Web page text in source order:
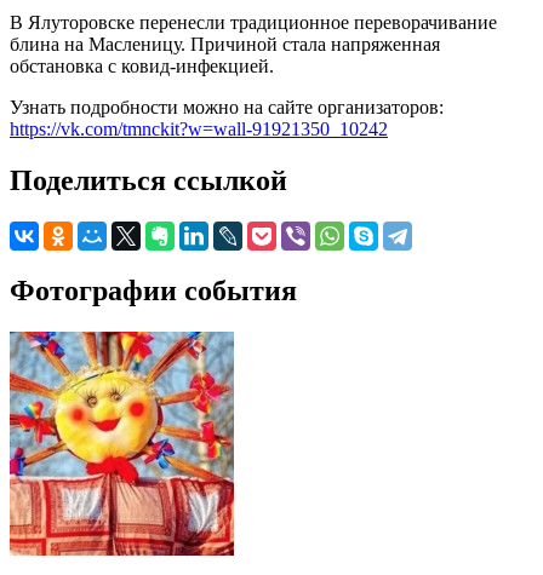
В Ялуторовске перенесли традиционное переворачивание
блина на Масленицу. Причиной стала напряженная
обстановка с ковид-инфекцией.
Узнать подробности можно на сайте организаторов:
https://vk.com/tmnckit?w=wall-91921350_10242
Поделиться ссылкой
Фотографии события